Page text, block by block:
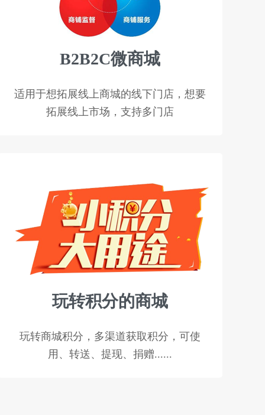
B2B2C微商城
适用于想拓展线上商城的线下门店，想要
拓展线上市场，支持多门店
玩转积分的商城
玩转商城积分，多渠道获取积分，可使
用、转送、提现、捐赠......